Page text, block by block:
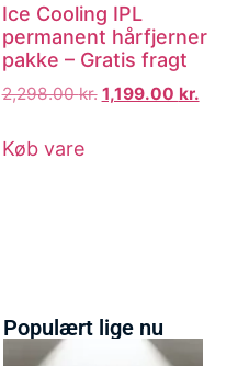
Ice Cooling IPL
permanent hårfjerner
pakke – Gratis fragt
2,298.00kr. 1,199.00 kr.
Køb vare
Populært lige nu